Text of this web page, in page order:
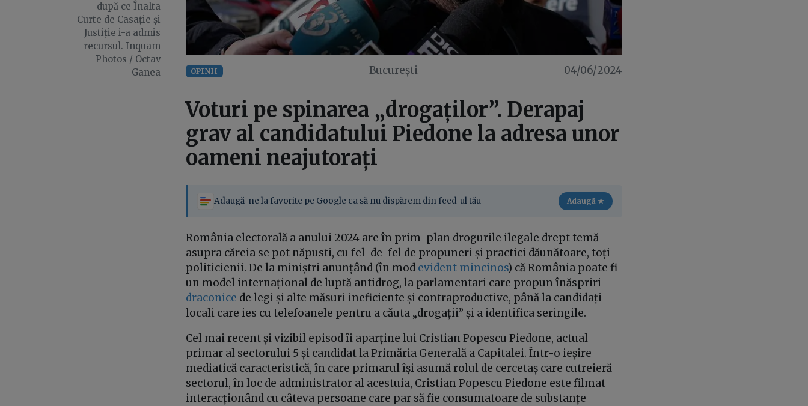
după ce Înalta
Curte de Casație și
Justiție i-a admis
recursul. Inquam
Photos / Octav
Ganea
OPINII București 04/06/2024
Voturi pe spinarea „drogaților”. Derapaj
grav al candidatului Piedone la adresa unor
oameni neajutorați
Adaugă-ne la favorite pe Google ca să nu dispărem din feed-ul tău Adaugă ★
România electorală a anului 2024 are în prim-plan drogurile ilegale drept temă
asupra căreia se pot năpusti, cu fel-de-fel de propuneri și practici dăunătoare, toți
politicienii. De la miniștri anunțând (în mod evident mincinos) că România poate fi
un model internațional de luptă antidrog, la parlamentari care propun înăspriri
draconice de legi și alte măsuri ineficiente și contraproductive, până la candidați
locali care ies cu telefoanele pentru a căuta „drogații” și a identifica seringile.
Cel mai recent și vizibil episod îi aparține lui Cristian Popescu Piedone, actual
primar al sectorului 5 și candidat la Primăria Generală a Capitalei. Într-o ieșire
mediatică caracteristică, în care primarul își asumă rolul de cercetaș care cutreieră
sectorul, în loc de administrator al acestuia, Cristian Popescu Piedone este filmat
interacționând cu câteva persoane care par să fie consumatoare de substanțe